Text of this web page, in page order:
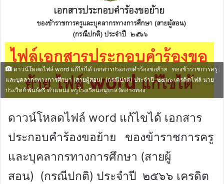
ดาวน์โหลดไฟล์ word แก้ไขได้ เอกสารประกอบคำร้องขอย้าย ของข้าราชการครู
และบุคลากรทางการศึกษา (สายผู้สอน) (กรณีปกติ) ประจำปี ๒๕๖๖ เครดิตไฟล์ นาย
ประวิทย์ พันธ์ศรี ตำแหน่ง ครูโรงเรียนอนุบาลวัดอ่างทอง
ดาวน์โหลดไฟล์ word แก้ไขได้ เอกสาร
ประกอบคำร้องขอย้าย ของข้าราชการครู
และบุคลากรทางการศึกษา (สายผู้
สอน) (กรณีปกติ) ประจำปี ๒๕๖๖ เครดิต